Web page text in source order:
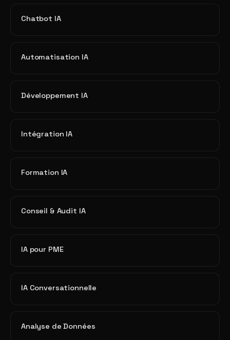
Chatbot IA
Automatisation IA
Développement IA
Intégration IA
Formation IA
Conseil & Audit IA
IA pour PME
IA Conversationnelle
Analyse de Données